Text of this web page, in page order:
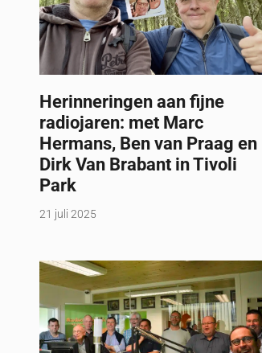
Herinneringen aan fijne
radiojaren: met Marc
Hermans, Ben van Praag en
Dirk Van Brabant in Tivoli
Park
21 juli 2025